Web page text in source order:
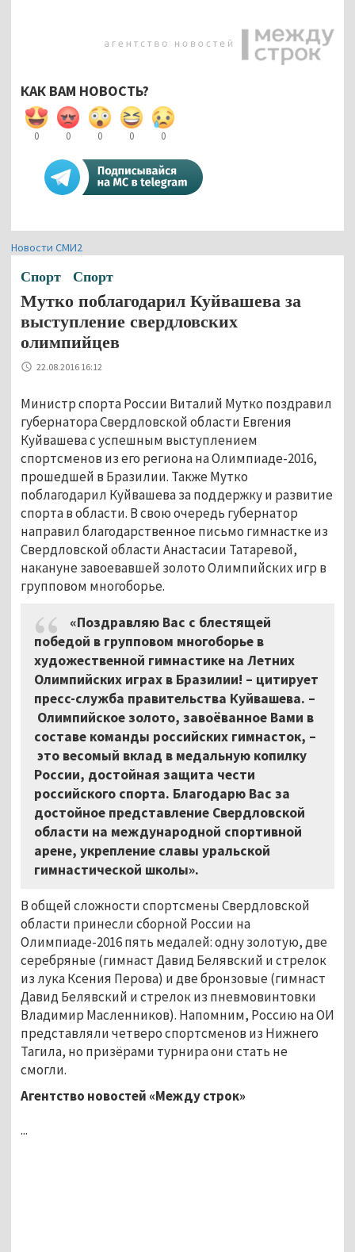
КАК ВАМ НОВОСТЬ?
0 0 0 0 0
Новости СМИ2
Спорт Спорт
Мутко поблагодарил Куйвашева за
выступление свердловских
олимпийцев
22.08.2016 16:12
Министр спорта России Виталий Мутко поздравил
губернатора Свердловской области Евгения
Куйвашева с успешным выступлением
спортсменов из его региона на Олимпиаде-2016,
прошедшей в Бразилии. Также Мутко
поблагодарил Куйвашева за поддержку и развитие
спорта в области. В свою очередь губернатор
направил благодарственное письмо гимнастке из
Свердловской области Анастасии Татаревой,
накануне завоевавшей золото Олимпийских игр в
групповом многоборье.
«Поздравляю Вас с блестящей
победой в групповом многоборье в
художественной гимнастике на Летних
Олимпийских играх в Бразилии! – цитирует
пресс-служба правительства Куйвашева. –
Олимпийское золото, завоёванное Вами в
составе команды российских гимнасток, –
это весомый вклад в медальную копилку
России, достойная защита чести
российского спорта. Благодарю Вас за
достойное представление Свердловской
области на международной спортивной
арене, укрепление славы уральской
гимнастической школы».
В общей сложности спортсмены Свердловской
области принесли сборной России на
Олимпиаде-2016 пять медалей: одну золотую, две
серебряные (гимнаст Давид Белявский и стрелок
из лука Ксения Перова) и две бронзовые (гимнаст
Давид Белявский и стрелок из пневмовинтовки
Владимир Масленников). Напомним, Россию на ОИ
представляли четверо спортсменов из Нижнего
Тагила, но призёрами турнира они стать не
смогли.
Агентство новостей «Между строк»
...